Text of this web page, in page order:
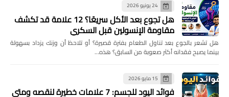
24 يونيو 2026
هل تجوع بعد الأكل سريعًا؟ 12 علامة قد تكشف
مقاومة الإنسولين قبل السكري
هل تشعر بالجوع بعد تناول الطعام بفترة قصيرة؟ أو تلاحظ أن وزنك يزداد بسهولة
بينما يصبح فقدانه أكثر صعوبة من السابق؟ هذه…
15 مايو 2026
فوائد اليود للجسم: 7 علامات خطيرة لنقصه ومتى